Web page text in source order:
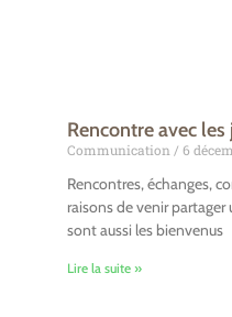
Rencontre avec les
Communication 6
Rencontres, échanges,
raisons de venir
sont aussi les bienvenus
Lire la suite »